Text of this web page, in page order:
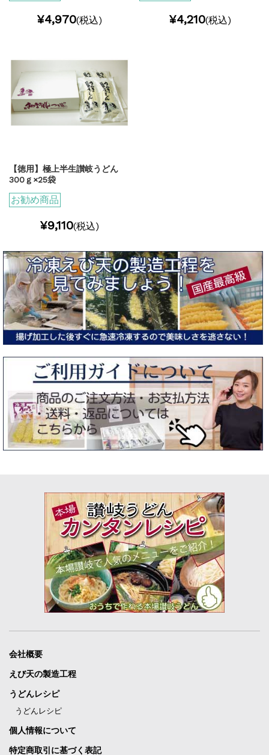
¥4,970(税込) ¥4,210(税込)
【徳用】極上半生讃岐うどん
300ｇ×25袋
お勧め商品
¥9,110(税込)
会社概要
えび天の製造工程
うどんレシピ
うどんレシピ
個人情報について
特定商取引に基づく表記